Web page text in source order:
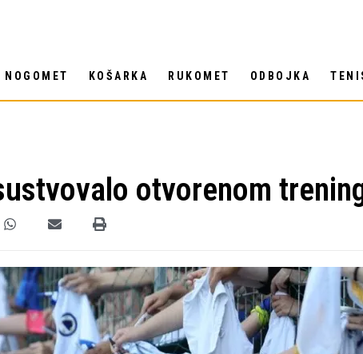
NOGOMET KOŠARKA RUKOMET ODBOJKA
otvorenom